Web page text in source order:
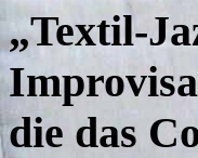
„Textil-
die das